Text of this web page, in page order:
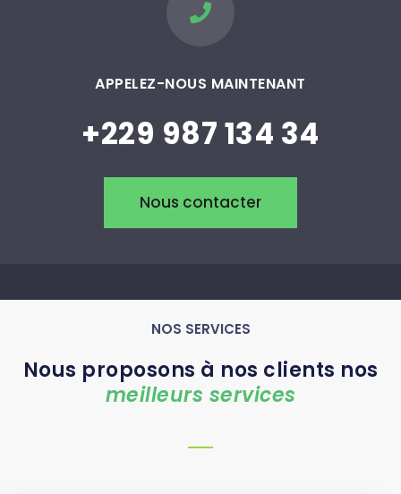
APPELEZ-NOUS MAINTENANT
+229 987 134 34
Nous contacter
NOS SERVICES
Nous proposons à nos clients nos
meilleurs services